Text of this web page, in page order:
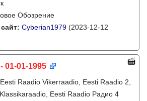
Обозрение
Cyberian1979 (2023-12-12
01-01-1995
Eesti Raadio Vikerraadio, Eesti Raadio 2,
Eesti Raadio Радио 4